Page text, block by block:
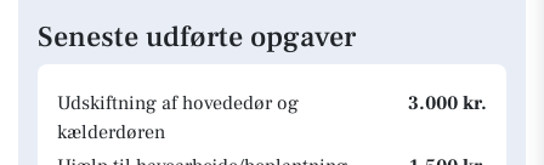
Seneste udførte opgaver
Udskiftning af hovededør og
kælderdøren
3.000 kr.